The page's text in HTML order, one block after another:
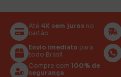
Até 4X sem juros no
cartão
Envio imediato para
todo Brasil
Compre com 100% de
segurança